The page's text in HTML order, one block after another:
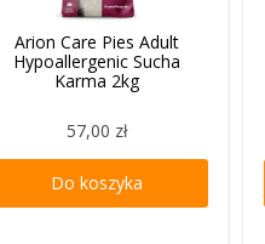
Arion Care Pies Adult
Hypoallergenic Sucha
Karma 2kg
57,00 zł
Do koszyka